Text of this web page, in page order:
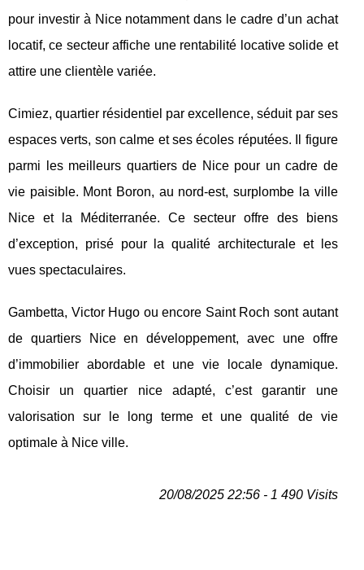
pour investir à Nice notamment dans le cadre d’un achat
locatif, ce secteur affiche une rentabilité locative solide et
attire une clientèle variée.
Cimiez, quartier résidentiel par excellence, séduit par ses
espaces verts, son calme et ses écoles réputées. Il figure
parmi les meilleurs quartiers de Nice pour un cadre de
vie paisible. Mont Boron, au nord-est, surplombe la ville
Nice et la Méditerranée. Ce secteur offre des biens
d’exception, prisé pour la qualité architecturale et les
vues spectaculaires.
Gambetta, Victor Hugo ou encore Saint Roch sont autant
de quartiers Nice en développement, avec une offre
d’immobilier abordable et une vie locale dynamique.
Choisir un quartier nice adapté, c’est garantir une
valorisation sur le long terme et une qualité de vie
optimale à Nice ville.
20/08/2025 22:56 - 1 490 Visits